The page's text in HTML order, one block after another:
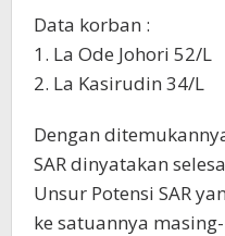
Data korban :
1. La Ode Johori 52/L
2. La Kasirudin 34/L
Dengan
SAR dinyatakan
Unsur Potensi SAR
ke satuannya